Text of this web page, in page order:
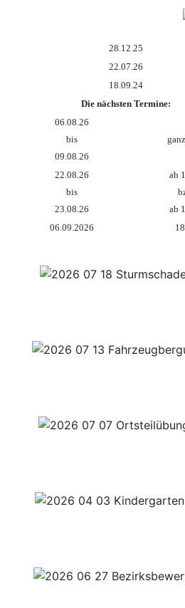
28.12.25
22.07.26
18.09.24
Die nächsten Termine:
06.08.26
bis
09.08.26
22.08.26
bis
23.08.26
ab
ab
06.09.2026